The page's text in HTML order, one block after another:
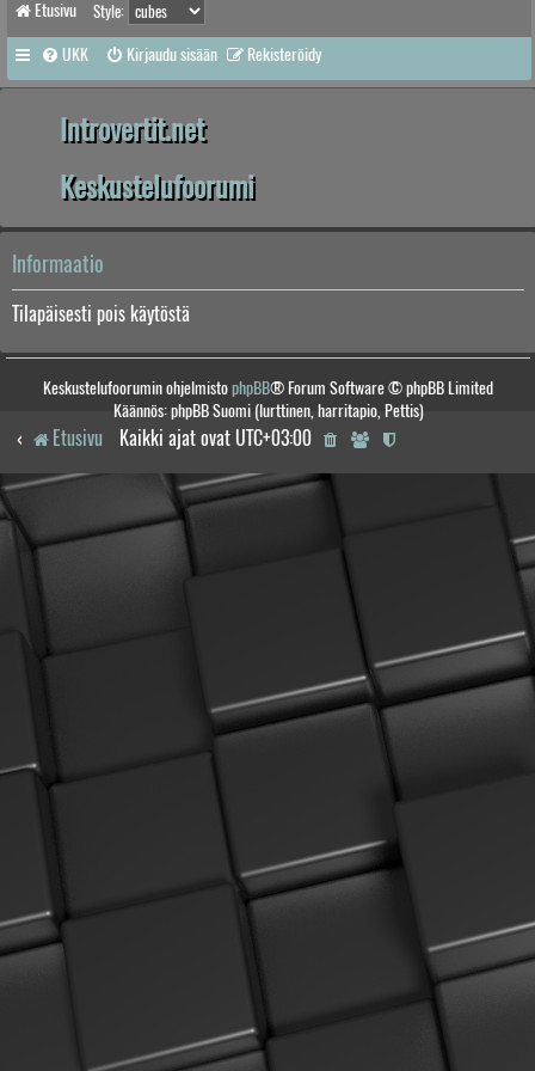
Etusivu Style:
UKK Kirjaudu sisään Rekisteröidy
Introvertit.net
Keskustelufoorumi
Informaatio
Tilapäisesti pois käytöstä
Keskustelufoorumin ohjelmistophpBB® Forum Software © phpBB Limited
Käännös: phpBB Suomi (lurttinen, harritapio, Pettis)
Etusivu Kaikki ajat ovat UTC+03:00